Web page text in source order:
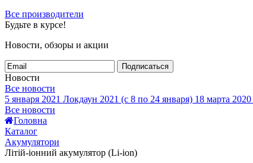
Все производители
Будьте в курсе!
Новости, обзоры и акции
Подписаться
Новости
Все новости
5 января 2021 Локдаун 2021 (с 8 по 24 января) 18 марта 2020
Все новости
Головна
Каталог
Акумулятори
Літій-іонний акумулятор (Li-ion)